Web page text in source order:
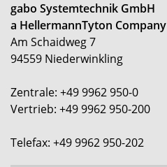
gabo Systemtechnik GmbH
a HellermannTyton Company
Am Schaidweg 7
94559 Niederwinkling
Zentrale: +49 9962 950-0
Vertrieb: +49 9962 950-200
Telefax: +49 9962 950-202